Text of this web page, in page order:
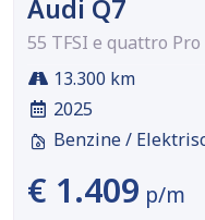
Audi Q7
55 TFSI e quattro Pro
13.300 km
2025
Benzine /
€ 1.409 p/m